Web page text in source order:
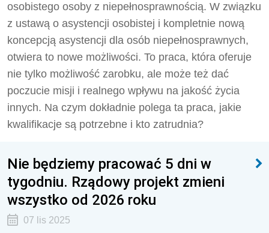
osobistego osoby z niepełnosprawnością. W związku
z ustawą o asystencji osobistej i kompletnie nową
koncepcją asystencji dla osób niepełnosprawnych,
otwiera to nowe możliwości. To praca, która oferuje
nie tylko możliwość zarobku, ale może też dać
poczucie misji i realnego wpływu na jakość życia
innych. Na czym dokładnie polega ta praca, jakie
kwalifikacje są potrzebne i kto zatrudnia?
Nie będziemy pracować 5 dni w
tygodniu. Rządowy projekt zmieni
wszystko od 2026 roku
07 lis 2025